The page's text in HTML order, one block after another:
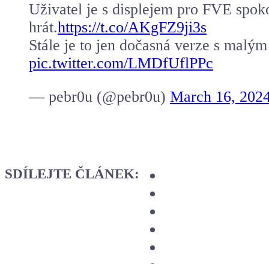
Uživatel je s displejem pro FVE
hrát.https://t.co/AKgFZ9ji3s
Stále je to jen dočasná verze s
pic.twitter.com/LMDfUflPPc
— pebr0u (@pebr0u) March 16,
SDÍLEJTE ČLÁNEK: